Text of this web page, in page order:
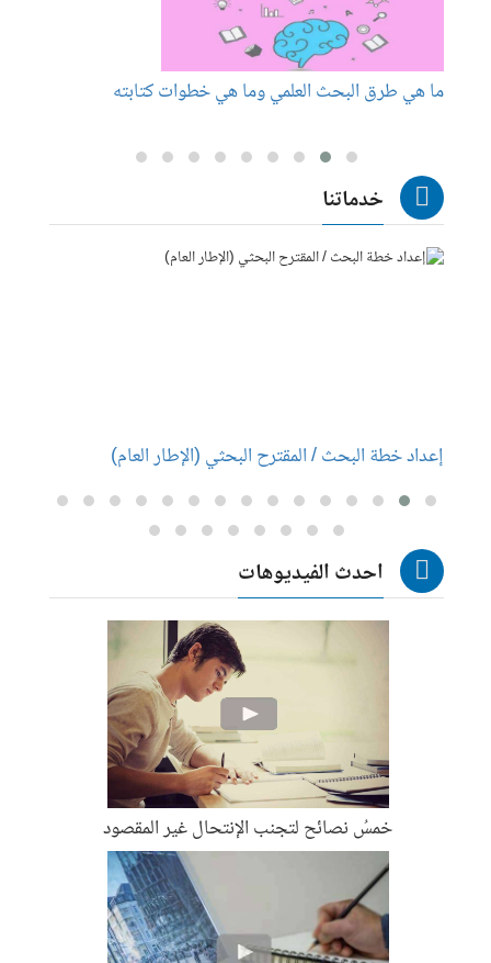
ما هي طرق البحث العلمي وما هي خطوات كتابته
خدماتنا
إعداد خطة البحث / المقترح البحثي (الإطار العام)
احدث الفيديوهات
خمسُ نصائح لتجنب الإنتحال غير المقصود